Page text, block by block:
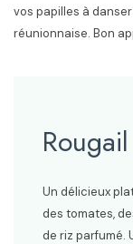
vos papilles à
réunionnaise. Bon
Un délicieux
des tomates,
de riz parfumé.